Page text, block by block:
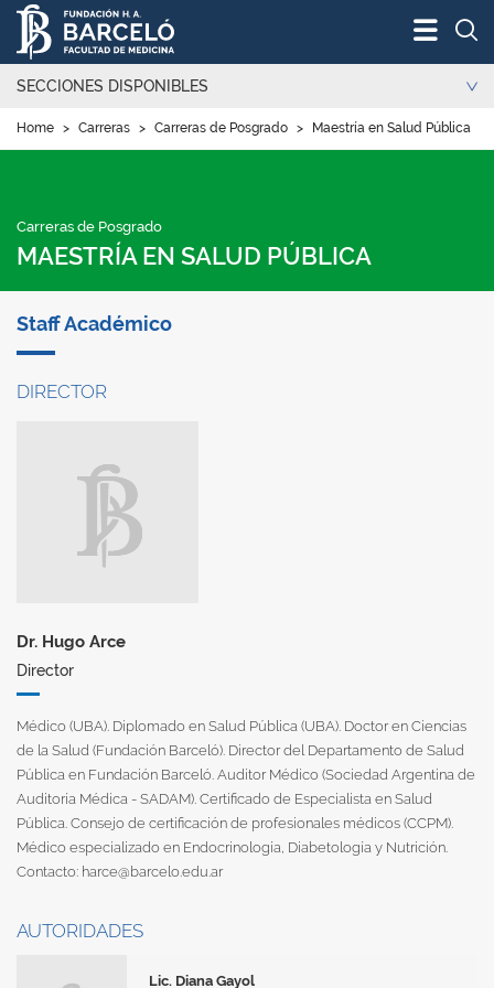
SECCIONES DISPONIBLES
Home > Carreras > Carreras de Posgrado > Maestría en Salud Pública
Carreras de Posgrado
MAESTRÍA EN SALUD PÚBLICA
Staff Académico
DIRECTOR
Dr. Hugo Arce
Director
Médico (UBA). Diplomado en Salud Pública (UBA). Doctor en Ciencias
de la Salud (Fundación Barceló). Director del Departamento de Salud
Pública en Fundación Barceló. Auditor Médico (Sociedad Argentina de
Auditoría Médica - SADAM). Certificado de Especialista en Salud
Pública. Consejo de certificación de profesionales médicos (CCPM).
Médico especializado en Endocrinología, Diabetología y Nutrición.
Contacto: harce@barcelo.edu.ar
AUTORIDADES
Lic. Diana Gayol